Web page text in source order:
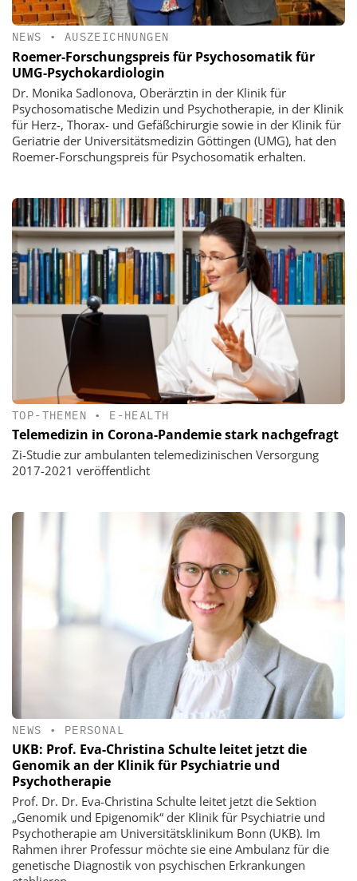
NEWS • AUSZEICHNUNGEN
Roemer-Forschungspreis für Psychosomatik für
UMG-Psychokardiologin
Dr. Monika Sadlonova, Oberärztin in der Klinik für
Psychosomatische Medizin und Psychotherapie, in der Klinik
für Herz-, Thorax- und Gefäßchirurgie sowie in der Klinik für
Geriatrie der Universitätsmedizin Göttingen (UMG), hat den
Roemer-Forschungspreis für Psychosomatik erhalten.
TOP-THEMEN • E-HEALTH
Telemedizin in Corona-Pandemie stark nachgefragt
Zi-Studie zur ambulanten telemedizinischen Versorgung
2017-2021 veröffentlicht
NEWS • PERSONAL
UKB: Prof. Eva-Christina Schulte leitet jetzt die
Genomik an der Klinik für Psychiatrie und
Psychotherapie
Prof. Dr. Dr. Eva-Christina Schulte leitet jetzt die Sektion
„Genomik und Epigenomik“ der Klinik für Psychiatrie und
Psychotherapie am Universitätsklinikum Bonn (UKB). Im
Rahmen ihrer Professur möchte sie eine Ambulanz für die
genetische Diagnostik von psychischen Erkrankungen